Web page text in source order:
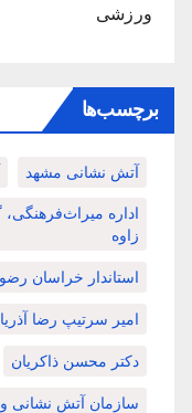
ورزشی
برچسب‌ها
آتش نشانی مشهد
اداره
زاوه
استاندار خراسان
امیر سرتیپ رضا
دکتر محسن ذاکریان
سازمان آتش نشانی